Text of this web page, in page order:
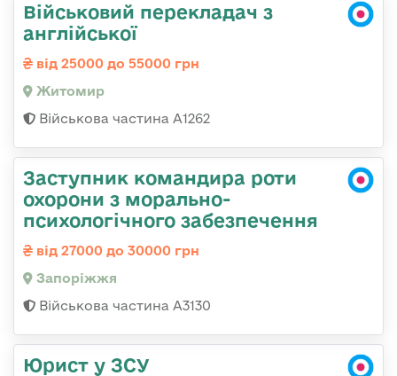
Військовий перекладач з
англійської
від 25000 до 55000 грн
Житомир
Військова частина А1262
Заступник командира роти
охорони з морально-
психологічного забезпечення
від 27000 до 30000 грн
Запоріжжя
Військова частина А3130
Юрист у ЗСУ